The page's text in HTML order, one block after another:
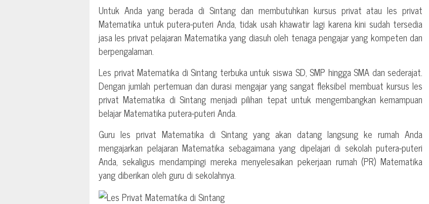
Untuk Anda yang berada di Sintang dan membutuhkan kursus privat atau les privat
Matematika untuk putera-puteri Anda, tidak usah khawatir lagi karena kini sudah tersedia
jasa les privat pelajaran Matematika yang diasuh oleh tenaga pengajar yang kompeten dan
berpengalaman.
Les privat Matematika di Sintang terbuka untuk siswa SD, SMP hingga SMA dan sederajat.
Dengan jumlah pertemuan dan durasi mengajar yang sangat fleksibel membuat kursus les
privat Matematika di Sintang menjadi pilihan tepat untuk mengembangkan kemampuan
belajar Matematika putera-puteri Anda.
Guru les privat Matematika di Sintang yang akan datang langsung ke rumah Anda
mengajarkan pelajaran Matematika sebagaimana yang dipelajari di sekolah putera-puteri
Anda, sekaligus mendampingi mereka menyelesaikan pekerjaan rumah (PR) Matematika
yang diberikan oleh guru di sekolahnya.